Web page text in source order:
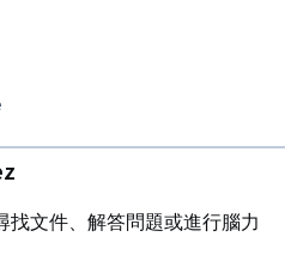
找文件、解答問題或進行腦力